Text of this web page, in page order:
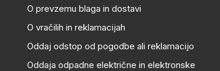
O prevzemu blaga in dostavi
O vračilih in reklamacijah
Oddaj odstop od pogodbe ali reklamacijo
Oddaja odpadne električne in elektronske